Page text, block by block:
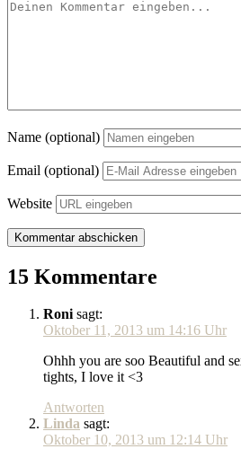
Name (optional)
Email (optional)
Website
15 Kommentare
Roni sagt:
Oktober 11, 2013 um 14:16 Uhr
Ohhh you are soo Beautiful and
tights, I love it <3
Antworten
Linda sagt:
Oktober 10, 2013 um 12:14 Uhr